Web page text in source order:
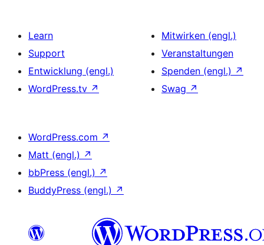
Learn
Support
Entwicklung (engl.)
WordPress.tv ↗
Mitwirken (engl.)
Veranstaltungen
Spenden (engl.) ↗
Swag ↗
WordPress.com ↗
Matt (engl.) ↗
bbPress (engl.) ↗
BuddyPress (engl.) ↗